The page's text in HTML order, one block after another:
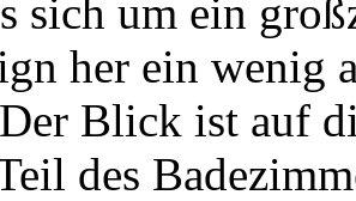
sich um ein
her ein wenig
Blick ist auf
des